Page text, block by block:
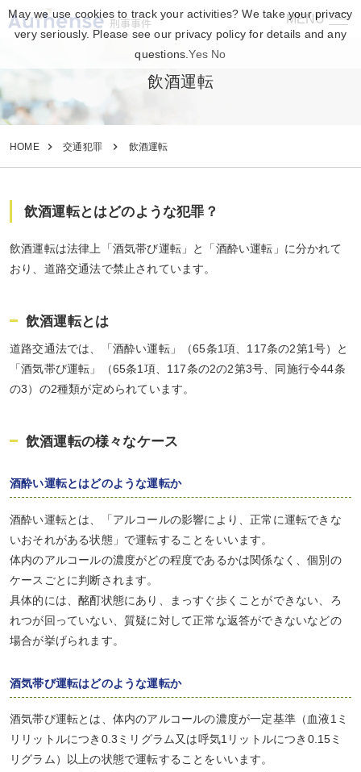
MENU
刑事事件
飲酒運転
HOME 交通犯罪 飲酒運転
飲酒運転とはどのような犯罪？
飲酒運転は法律上「酒気帯び運転」と「酒酔い運転」に分かれて
おり、道路交通法で禁止されています。
飲酒運転とは
道路交通法では、「酒酔い運転」（65条1項、117条の2第1号）と
「酒気帯び運転」（65条1項、117条の2の2第3号、同施行令44条
の3）の2種類が定められています。
飲酒運転の様々なケース
酒酔い運転とはどのような運転か
酒酔い運転とは、「アルコールの影響により、正常に運転できな
いおそれがある状態」で運転することをいいます。
体内のアルコールの濃度がどの程度であるかは関係なく、個別の
ケースごとに判断されます。
具体的には、酩酊状態にあり、まっすぐ歩くことができない、ろ
れつが回っていない、質疑に対して正常な返答ができないなどの
場合が挙げられます。
酒気帯び運転はどのような運転か
酒気帯び運転とは、体内のアルコールの濃度が一定基準（血液1ミ
リリットルにつき0.3ミリグラム又は呼気1リットルにつき0.15ミ
リグラム）以上の状態で運転することをいいます。
May we use cookies to track your activities? We take your privacy
very seriously. Please see our privacy policy for details and any
questions.Yes No